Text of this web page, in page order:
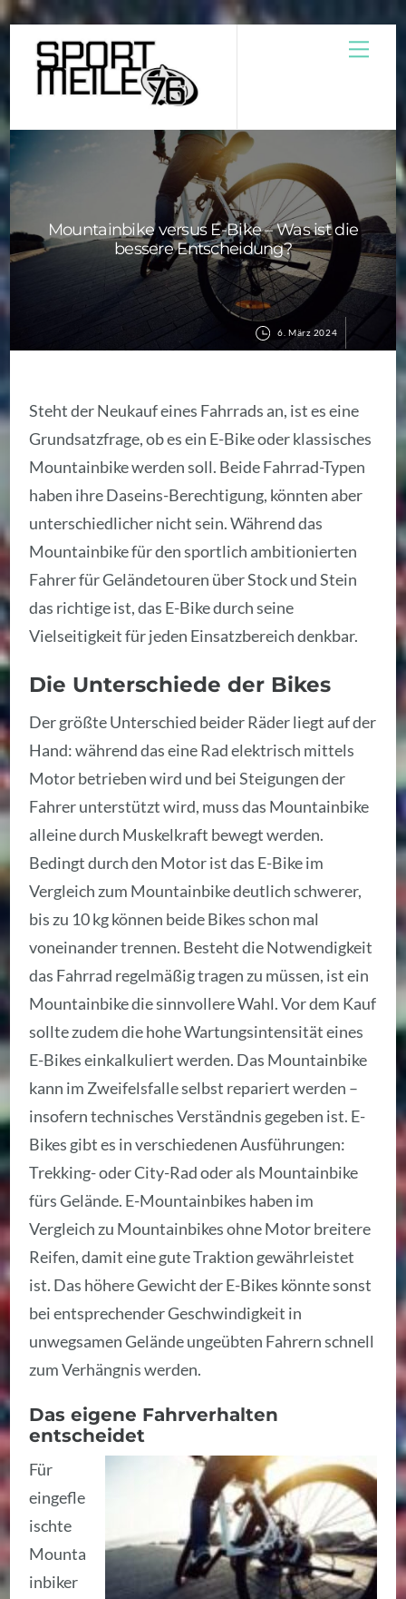
content
6. März 2024
Mountainbike versus E-Bike – Was ist die
bessere Entscheidung?
Steht der Neukauf eines Fahrrads an, ist es eine
Grundsatzfrage, ob es ein E-Bike oder klassisches
Mountainbike werden soll. Beide Fahrrad-Typen
haben ihre Daseins-Berechtigung, könnten aber
unterschiedlicher nicht sein. Während das
Mountainbike für den sportlich ambitionierten
Fahrer für Geländetouren über Stock und Stein
das richtige ist, das E-Bike durch seine
Vielseitigkeit für jeden Einsatzbereich denkbar.
Die Unterschiede der Bikes
Der größte Unterschied beider Räder liegt auf der
Hand: während das eine Rad elektrisch mittels
Motor betrieben wird und bei Steigungen der
Fahrer unterstützt wird, muss das Mountainbike
alleine durch Muskelkraft bewegt werden.
Bedingt durch den Motor ist das E-Bike im
Vergleich zum Mountainbike deutlich schwerer,
bis zu 10 kg können beide Bikes schon mal
voneinander trennen. Besteht die Notwendigkeit
das Fahrrad regelmäßig tragen zu müssen, ist ein
Mountainbike die sinnvollere Wahl. Vor dem Kauf
sollte zudem die hohe Wartungsintensität eines
E-Bikes einkalkuliert werden. Das Mountainbike
kann im Zweifelsfalle selbst repariert werden –
insofern technisches Verständnis gegeben ist. E-
Bikes gibt es in verschiedenen Ausführungen:
Trekking- oder City-Rad oder als Mountainbike
fürs Gelände. E-Mountainbikes haben im
Vergleich zu Mountainbikes ohne Motor breitere
Reifen, damit eine gute Traktion gewährleistet
ist. Das höhere Gewicht der E-Bikes könnte sonst
bei entsprechender Geschwindigkeit in
unwegsamen Gelände ungeübten Fahrern schnell
zum Verhängnis werden.
Das eigene Fahrverhalten
entscheidet
Für
eingefle
ischte
Mounta
inbiker